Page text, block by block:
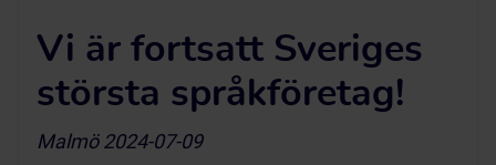
Vi är fortsatt Sveriges
största språkföretag!
Malmö 2024-07-09